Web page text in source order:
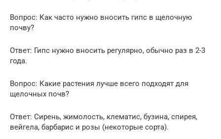
Вопрос: Как часто нужно вносить гипс в щелочную
почву?
Ответ: Гипс нужно вносить регулярно, обычно раз в 2-3
года.
Вопрос: Какие растения лучше всего подходят для
щелочных почв?
Ответ: Сирень, жимолость, клематис, бузина, спирея,
вейгела, барбарис и розы (некоторые сорта).